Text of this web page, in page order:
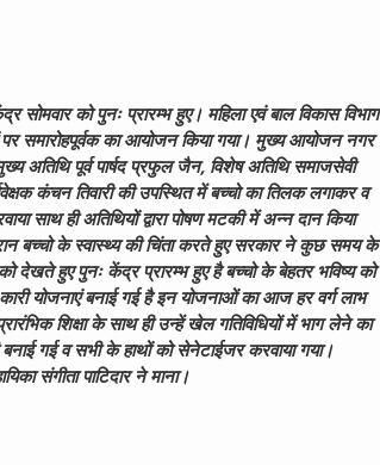
सोमवार को पुनः प्रारम्भ हुए। महिला एवं बाल विकास विभाग
पर समारोहपूर्वक का आयोजन किया गया। मुख्य आयोजन नगर
अतिथि पूर्व पार्षद प्रफुल जैन, विशेष अतिथि समाजसेवी
कंचन तिवारी की उपस्थित में बच्चो का तिलक लगाकर व
साथ ही अतिथियों द्वारा पोषण मटकी में अन्न दान किया
बच्चो के स्वास्थ्य की चिंता करते हुए सरकार ने कुछ समय के
देखते हुए पुनः केंद्र प्रारम्भ हुए है बच्चो के बेहतर भविष्य को
योजनाएं बनाई गई है इन योजनाओं का आज हर वर्ग लाभ
शिक्षा के साथ ही उन्हें खेल गतिविधियों में भाग लेने का
बनाई गई व सभी के हाथों को सेनेटाईजर करवाया गया।
संगीता पाटिदार ने माना।